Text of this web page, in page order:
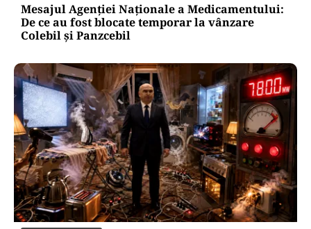
Mesajul Agenției Naționale a Medicamentului:
De ce au fost blocate temporar la vânzare
Colebil și Panzcebil